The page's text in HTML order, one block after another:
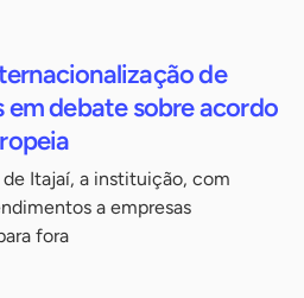
de
em debate sobre acordo
Itajaí, a instituição, com
a empresas
fora